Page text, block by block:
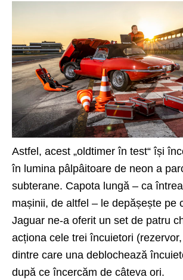
Astfel, acest „oldtimer în test“ își
în lumina pâlpâitoare de neon a
subterane. Capota lungă – ca
mașinii, de altfel – le depășește pe
Jaguar ne-a oferit un set de patru
acționa cele trei încuietori
dintre care una deblochează
după ce încercăm de câteva ori.